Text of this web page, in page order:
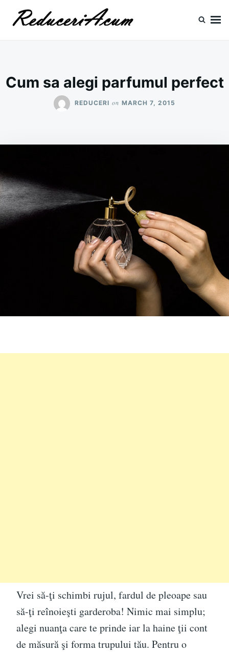
Search
for:
Cum sa alegi parfumul perfect
REDUCERI on MARCH 7, 2015
Vrei să-ţi schimbi rujul, fardul de pleoape sau
să-ţi reînoieşti garderoba! Nimic mai simplu;
alegi nuanţa care te prinde iar la haine ţii cont
de măsură şi forma trupului tău. Pentru o